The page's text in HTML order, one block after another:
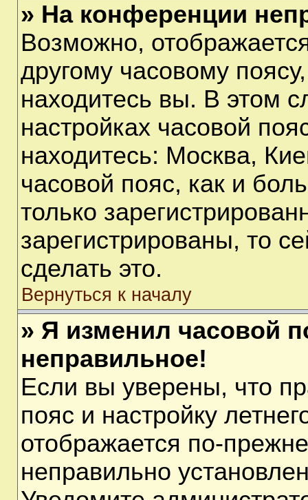
» На конференции
Возможно,
другому часовому
находитесь вы. В этом
настройках часовой
находитесь: Москва,
часовой пояс, как и
только
зарегистрированы, то
сделать это.
Вернуться к началу
» Я изменил часовой
неправильное!
Если вы уверены, что
пояс и настройку
отображается по-
неправильно